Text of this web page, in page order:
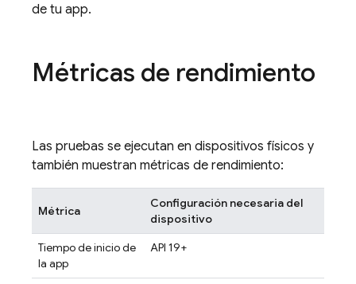
de tu app.
Métricas de rendimiento
Las pruebas se ejecutan en dispositivos físicos y
también muestran métricas de rendimiento:
Métrica
Configuración necesaria del
dispositivo
Tiempo de inicio de
la app
API 19+